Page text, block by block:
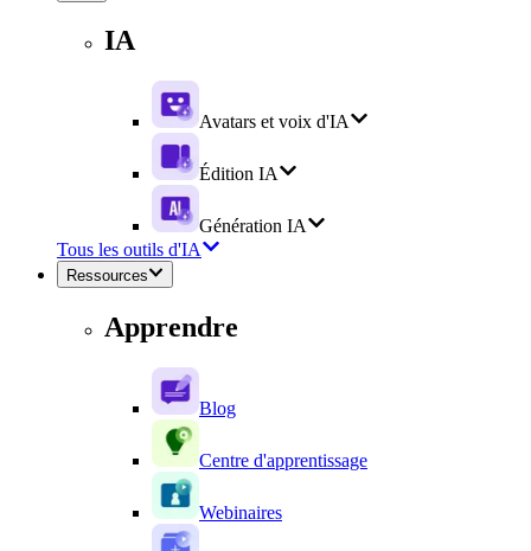
IA
Avatars et voix d'IA
Édition IA
Génération IA
Tous les outils d'IA
Ressources
Apprendre
Blog
Centre d'apprentissage
Webinaires